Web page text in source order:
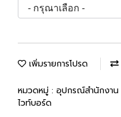
เพิ่มรายการโปรด
หมวดหมู่ : อุปกรณ์สำนักงาน
ไวท์บอร์ด